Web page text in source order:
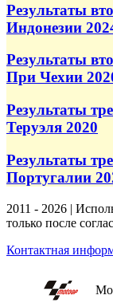
Результаты
Индонезии
Результаты
При Чехии
Результаты
Теруэля 2020
Результаты
Португалии
2011 - 2026 |
только после
Контактная